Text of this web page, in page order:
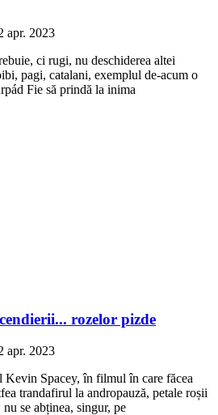
apr. 2023
ci rugi, nu deschiderea altei
pagi, catalani, exemplul de-acum o
Fie să prindă la inima
rozelor pizde
apr. 2023
Kevin Spacey, în filmul în care făcea
trandafirul la andropauză, petale roșii
se abținea, singur, pe